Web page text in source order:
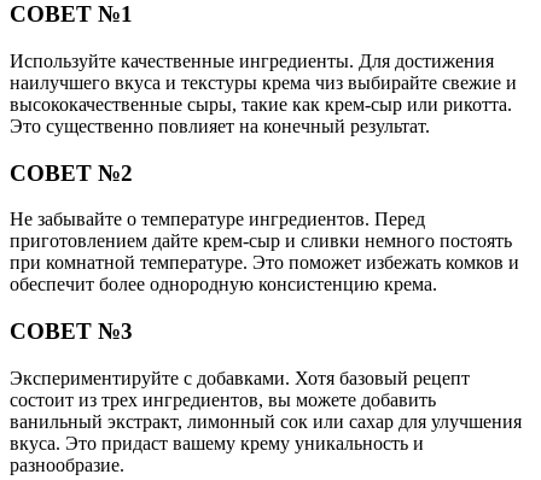
СОВЕТ №1
Используйте качественные ингредиенты. Для достижения
наилучшего вкуса и текстуры крема чиз выбирайте свежие и
высококачественные сыры, такие как крем-сыр или рикотта.
Это существенно повлияет на конечный результат.
СОВЕТ №2
Не забывайте о температуре ингредиентов. Перед
приготовлением дайте крем-сыр и сливки немного постоять
при комнатной температуре. Это поможет избежать комков и
обеспечит более однородную консистенцию крема.
СОВЕТ №3
Экспериментируйте с добавками. Хотя базовый рецепт
состоит из трех ингредиентов, вы можете добавить
ванильный экстракт, лимонный сок или сахар для улучшения
вкуса. Это придаст вашему крему уникальность и
разнообразие.